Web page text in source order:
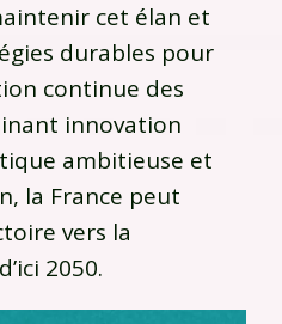
cet élan et
durables pour
continue des
innovation
ambitieuse et
la France peut
vers la
2050.